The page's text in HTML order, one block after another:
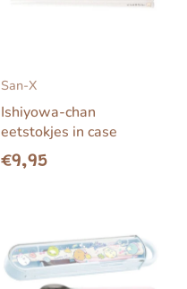
San-X
Ishiyowa-chan
eetstokjes in case
€9,95